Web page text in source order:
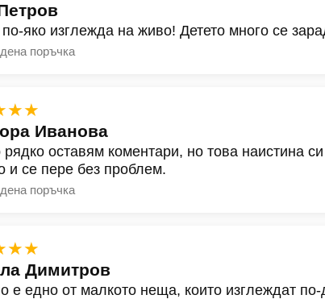
яко изглежда на живо! Детето много се
поръчка
Иванова
рядко оставям коментари, но това наистина
и се пере без проблем.
поръчка
Димитров
е едно от малкото неща, които изглеждат